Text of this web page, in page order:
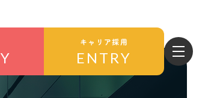
キャリア採用
ENTRY